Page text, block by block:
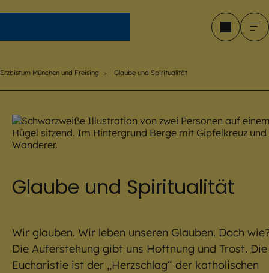
Erzbistum München und Freising Glaube und Spiritualität
Glaube und Spiritualität
Wir glauben. Wir leben unseren Glauben. Doch
Die Auferstehung gibt uns Hoffnung und Trost. Die
Eucharistie ist der „Herzschlag“ der katholischen